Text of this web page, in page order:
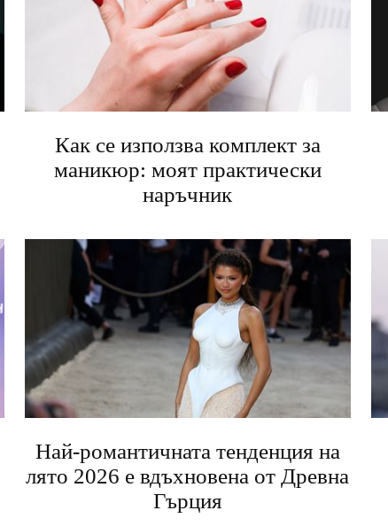
Как се използва комплект за
маникюр: моят практически
наръчник
Най-романтичната тенденция на
лято 2026 е вдъхновена от Древна
Гърция